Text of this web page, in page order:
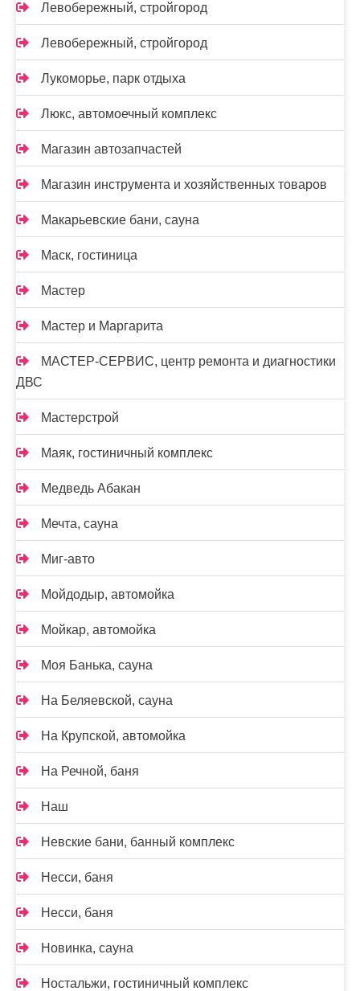
Левобережный, стройгород
Левобережный, стройгород
Лукоморье, парк отдыха
Люкс, автомоечный комплекс
Магазин автозапчастей
Магазин инструмента и хозяйственных товаров
Макарьевские бани, сауна
Маск, гостиница
Мастер
Мастер и Маргарита
МАСТЕР-СЕРВИС, центр ремонта и диагностики
ДВС
Мастерстрой
Маяк, гостиничный комплекс
Медведь Абакан
Мечта, сауна
Миг-авто
Мойдодыр, автомойка
Мойкар, автомойка
Моя Банька, сауна
На Беляевской, сауна
На Крупской, автомойка
На Речной, баня
Наш
Невские бани, банный комплекс
Несси, баня
Несси, баня
Новинка, сауна
Ностальжи, гостиничный комплекс